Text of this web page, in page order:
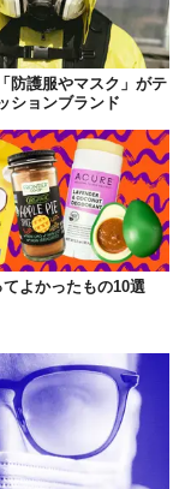
©2020 ミズノ株式会社
水着や陸上競技の
弾「MISUNO
に発売した。
な素材を使用。フ
を軽減した設計は
内側に接触涼感素
。
イプ全9色、プリン
豊富なカラーと柄
防護服やマスク」がテ
ションブランド
よかったもの10選